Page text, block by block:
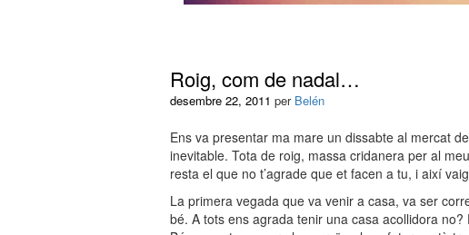
Roig, com de nadal…
desembre 22, 2011 per Belén
Ens va presentar ma mare un dissabte al mercat
inevitable. Tota de roig, massa cridanera per al
resta el que no t’agrade que et facen a tu, i així
La primera vegada que va venir a casa, va ser
bé. A tots ens agrada tenir una casa acollidora